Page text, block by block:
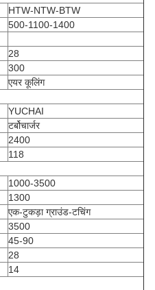
HTW-NTW-BTW
500-1100-1400
28
300
एयर कूलिंग
YUCHAI
टर्बोचार्जर
2400
118
1000-3500
1300
एक-टुकड़ा ग्राउंड-टचिंग
3500
45-90
28
14